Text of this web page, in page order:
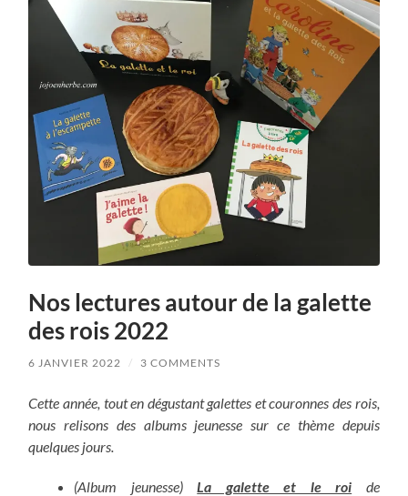
Nos lectures autour de la galette
des rois 2022
6 JANVIER 2022 / 3 COMMENTS
Cette année, tout en dégustant galettes et couronnes des rois,
nous relisons des albums jeunesse sur ce thème depuis
quelques jours.
(Album jeunesse) La galette et le roi de